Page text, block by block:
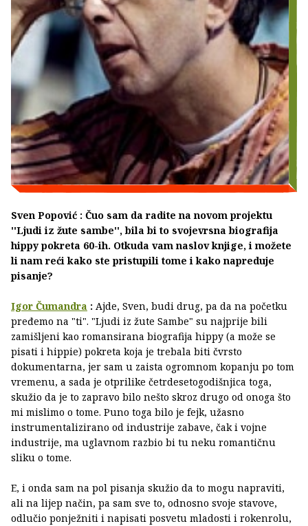
Sven Popović : Čuo sam da radite na novom projektu
''Ljudi iz žute sambe'', bila bi to svojevrsna biografija
hippy pokreta 60-ih. Otkuda vam naslov knjige, i možete
li nam reći kako ste pristupili tome i kako napreduje
pisanje?
Igor Čumandra : Ajde, Sven, budi drug, pa da na početku
pređemo na "ti". "Ljudi iz žute Sambe" su najprije bili
zamišljeni kao romansirana biografija hippy (a može se
pisati i hippie) pokreta koja je trebala biti čvrsto
dokumentarna, jer sam u zaista ogromnom kopanju po tom
vremenu, a sada je otprilike četrdesetogodišnjica toga,
skužio da je to zapravo bilo nešto skroz drugo od onoga što
mi mislimo o tome. Puno toga bilo je fejk, užasno
instrumentalizirano od industrije zabave, čak i vojne
industrije, ma uglavnom razbio bi tu neku romantičnu
sliku o tome.
E, i onda sam na pol pisanja skužio da to mogu napraviti,
ali na lijep način, pa sam sve to, odnosno svoje stavove,
odlučio ponježniti i napisati posvetu mladosti i rokenrolu,